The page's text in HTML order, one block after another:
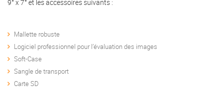
9° x 7° et les accessoires suivants :
Mallette robuste
Logiciel professionnel pour l’évaluation des images
Soft-Case
Sangle de transport
Carte SD